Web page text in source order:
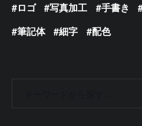
ロゴ
写真加工 手書き
筆記体
細字 配色